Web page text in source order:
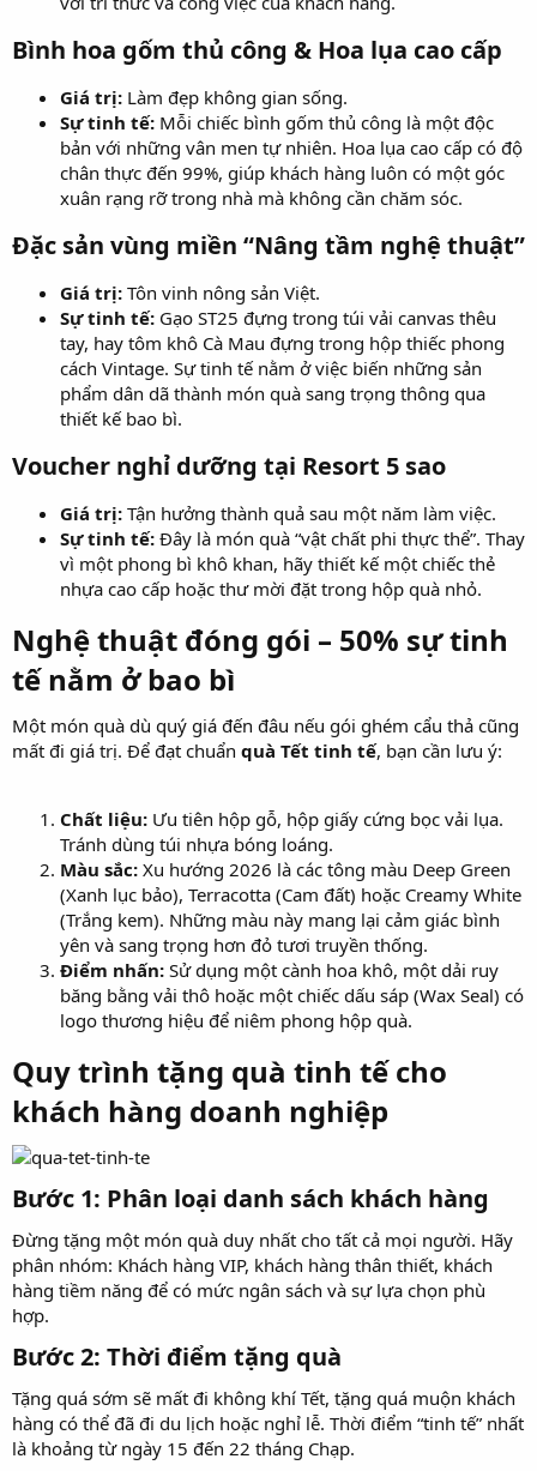
Bình hoa gốm thủ công & Hoa lụa cao cấp​
Giá trị: Làm đẹp không gian sống.
Sự tinh tế: Mỗi chiếc bình gốm thủ công là một độc
bản với những vân men tự nhiên. Hoa lụa cao cấp có độ
chân thực đến 99%, giúp khách hàng luôn có một góc
xuân rạng rỡ trong nhà mà không cần chăm sóc.
Đặc sản vùng miền “Nâng tầm nghệ thuật”​
Giá trị: Tôn vinh nông sản Việt.
Sự tinh tế: Gạo ST25 đựng trong túi vải canvas thêu
tay, hay tôm khô Cà Mau đựng trong hộp thiếc phong
cách Vintage. Sự tinh tế nằm ở việc biến những sản
phẩm dân dã thành món quà sang trọng thông qua
thiết kế bao bì.
Voucher nghỉ dưỡng tại Resort 5 sao​
Giá trị: Tận hưởng thành quả sau một năm làm việc.
Sự tinh tế: Đây là món quà “vật chất phi thực thể”. Thay
vì một phong bì khô khan, hãy thiết kế một chiếc thẻ
nhựa cao cấp hoặc thư mời đặt trong hộp quà nhỏ.
Nghệ thuật đóng gói – 50% sự tinh
tế nằm ở bao bì​
Một món quà dù quý giá đến đâu nếu gói ghém cẩu thả cũng
mất đi giá trị. Để đạt chuẩn quà Tết tinh tế, bạn cần lưu ý:
Chất liệu: Ưu tiên hộp gỗ, hộp giấy cứng bọc vải lụa.
Tránh dùng túi nhựa bóng loáng.
Màu sắc: Xu hướng 2026 là các tông màu Deep Green
(Xanh lục bảo), Terracotta (Cam đất) hoặc Creamy White
(Trắng kem). Những màu này mang lại cảm giác bình
yên và sang trọng hơn đỏ tươi truyền thống.
Điểm nhấn: Sử dụng một cành hoa khô, một dải ruy
băng bằng vải thô hoặc một chiếc dấu sáp (Wax Seal) có
logo thương hiệu để niêm phong hộp quà.
Quy trình tặng quà tinh tế cho
khách hàng doanh nghiệp​
Bước 1: Phân loại danh sách khách hàng​
Đừng tặng một món quà duy nhất cho tất cả mọi người. Hãy
phân nhóm: Khách hàng VIP, khách hàng thân thiết, khách
hàng tiềm năng để có mức ngân sách và sự lựa chọn phù
hợp.
Bước 2: Thời điểm tặng quà​
Tặng quá sớm sẽ mất đi không khí Tết, tặng quá muộn khách
hàng có thể đã đi du lịch hoặc nghỉ lễ. Thời điểm “tinh tế” nhất
là khoảng từ ngày 15 đến 22 tháng Chạp.